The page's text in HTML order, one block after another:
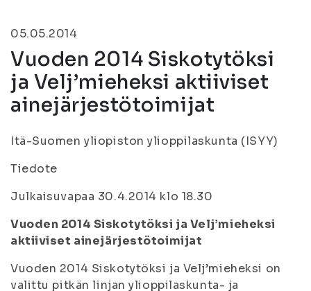
05.05.2014
Vuoden 2014 Siskotytöksi
ja Velj’mieheksi aktiiviset
ainejärjestötoimijat
Itä-Suomen yliopiston ylioppilaskunta (ISYY)
Tiedote
Julkaisuvapaa 30.4.2014 klo 18.30
Vuoden 2014 Siskotytöksi ja Velj’mieheksi
aktiiviset ainejärjestötoimijat
Vuoden 2014 Siskotytöksi ja Velj’mieheksi on
valittu pitkän linjan ylioppilaskunta- ja